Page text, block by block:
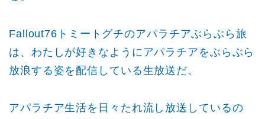
Fallout76トミートグチのアパラチアぶらぶら旅
は、わたしが好きなようにアパラチアをぶらぶら
放浪する姿を配信している生放送だ。
アパラチア生活を日々たれ流し放送しているの